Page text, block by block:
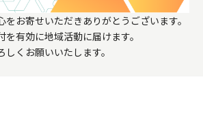
お寄せいただきありがとうございます。
有効に地域活動に届けます。
くお願いいたします。